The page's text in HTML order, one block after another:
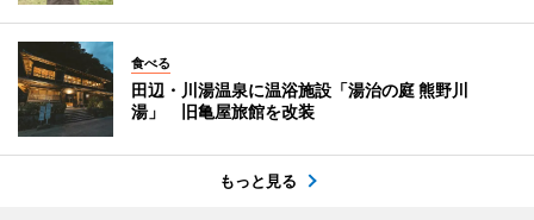
食べる
田辺・川湯温泉に温浴施設「湯治の庭 熊野川
湯」 旧亀屋旅館を改装
もっと見る